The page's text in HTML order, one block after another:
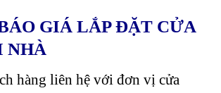
GIÁ LẮP ĐẶT CỬA
NHÀ
hàng liên hệ với đơn vị cửa